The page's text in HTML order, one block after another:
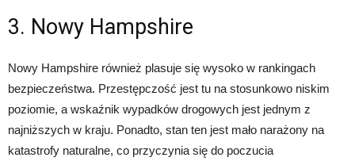
3. Nowy Hampshire
Nowy Hampshire również plasuje się wysoko w rankingach
bezpieczeństwa. Przestępczość jest tu na stosunkowo niskim
poziomie, a wskaźnik wypadków drogowych jest jednym z
najniższych w kraju. Ponadto, stan ten jest mało narażony na
katastrofy naturalne, co przyczynia się do poczucia